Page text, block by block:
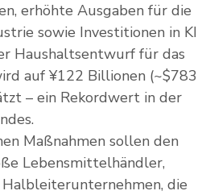
erhöhte Ausgaben für die
sowie Investitionen in KI
Haushaltsentwurf für das
auf ¥122 Billionen (~$783
– ein Rekordwert in der
Maßnahmen sollen den
Lebensmittelhändler,
die